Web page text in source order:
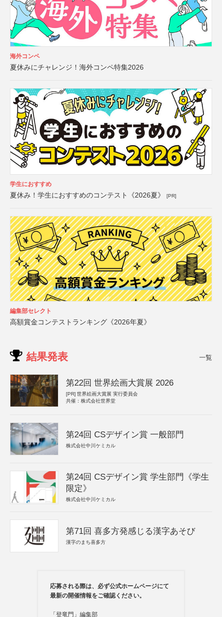
海外コンペ
夏休みにチャレンジ！海外コンペ特集2026
学生におすすめ
夏休み！学生におすすめのコンテスト《2026夏》 [PR]
編集部セレクト
高額賞金コンテストランキング《2026年夏》
結果発表 一覧
第22回 世界絵画大賞展 2026
[PR] 世界絵画大賞展 実行委員会
共催：株式会社世界堂
第24回 CSデザイン賞 一般部門
株式会社中川ケミカル
第24回 CSデザイン賞 学生部門《学生
限定》
株式会社中川ケミカル
第71回 喜多方発感じる漢字あそび
漢字のまち喜多方
応募される際は、必ず公式ホームページにて
最新の開催情報をご確認ください。
「登竜門」編集部